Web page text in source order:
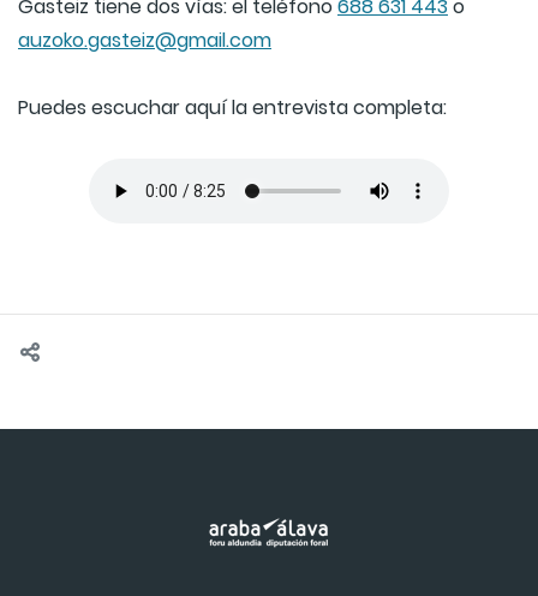
Gasteiz tiene dos vías: el teléfono688 631 443 o
auzoko.gasteiz@gmail.com
Puedes escuchar aquí la entrevista completa: